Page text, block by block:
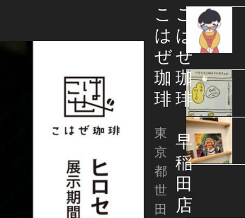
ギャラリ
こ
は
ぜ
珈
琲
東
京
都
世
田
こ
は
ぜ
珈
琲
早
稲
田
店